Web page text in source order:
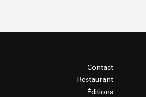
Contact
Restaurant
Éditions